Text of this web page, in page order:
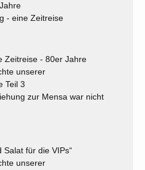
- eine Zeitreise
Zeitreise - 80er Jahre
unserer
Teil 3
zur Mensa war nicht
Salat für die VIPs“
unserer